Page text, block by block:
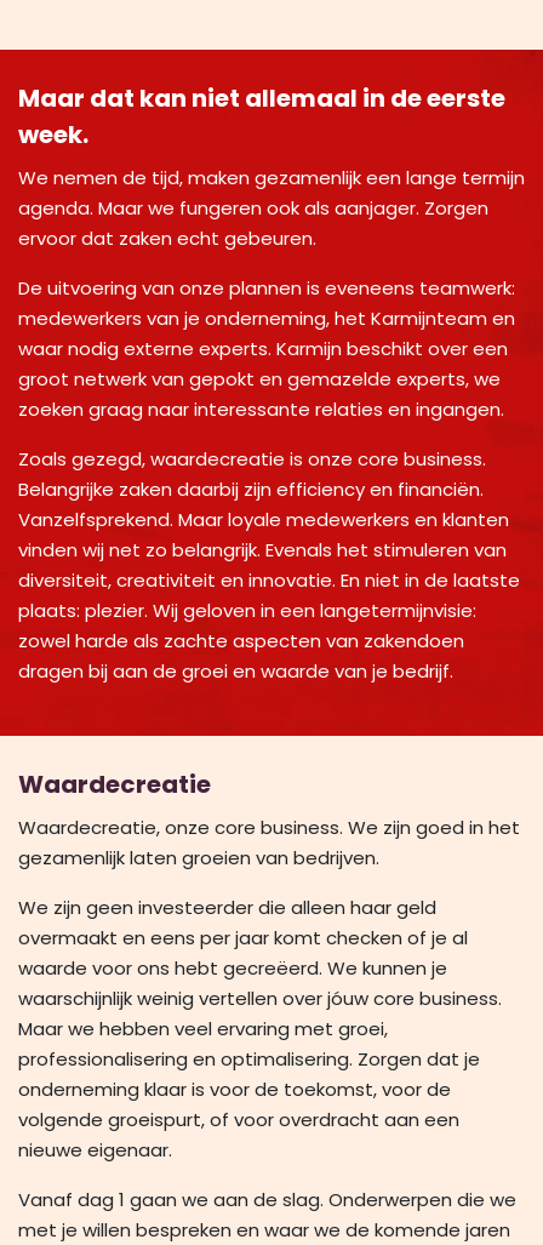
Maar dat kan niet allemaal in de eerste
week.
We nemen de tijd, maken gezamenlijk een lange termijn
agenda. Maar we fungeren ook als aanjager. Zorgen
ervoor dat zaken echt gebeuren.
De uitvoering van onze plannen is eveneens teamwerk:
medewerkers van je onderneming, het Karmijnteam en
waar nodig externe experts. Karmijn beschikt over een
groot netwerk van gepokt en gemazelde experts, we
zoeken graag naar interessante relaties en ingangen.
Zoals gezegd, waardecreatie is onze core business.
Belangrijke zaken daarbij zijn efficiency en financiën.
Vanzelfsprekend. Maar loyale medewerkers en klanten
vinden wij net zo belangrijk. Evenals het stimuleren van
diversiteit, creativiteit en innovatie. En niet in de laatste
plaats: plezier. Wij geloven in een langetermijnvisie:
zowel harde als zachte aspecten van zakendoen
dragen bij aan de groei en waarde van je bedrijf.
Waardecreatie
Waardecreatie, onze core business. We zijn goed in het
gezamenlijk laten groeien van bedrijven.
We zijn geen investeerder die alleen haar geld
overmaakt en eens per jaar komt checken of je al
waarde voor ons hebt gecreëerd. We kunnen je
waarschijnlijk weinig vertellen over jóuw core business.
Maar we hebben veel ervaring met groei,
professionalisering en optimalisering. Zorgen dat je
onderneming klaar is voor de toekomst, voor de
volgende groeispurt, of voor overdracht aan een
nieuwe eigenaar.
Vanaf dag 1 gaan we aan de slag. Onderwerpen die we
met je willen bespreken en waar we de komende jaren